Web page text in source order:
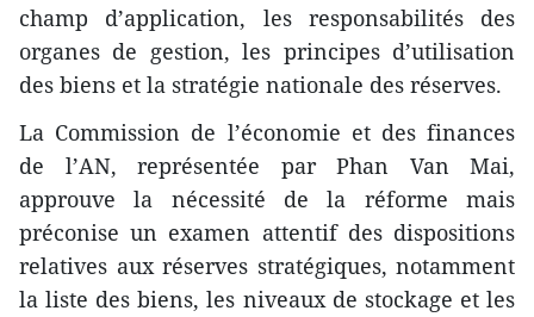
champ d’application, les responsabilités des
organes de gestion, les principes d’utilisation
des biens et la stratégie nationale des réserves.
La Commission de l’économie et des finances
de l’AN, représentée par Phan Van Mai,
approuve la nécessité de la réforme mais
préconise un examen attentif des dispositions
relatives aux réserves stratégiques, notamment
la liste des biens, les niveaux de stockage et les